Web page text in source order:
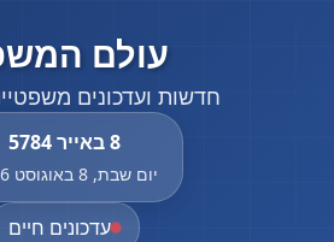
8 באייר 5784
יום שבת, 8 באוגוסט 2026
עולם
חדשות ועדכונים
עדכונים חיים